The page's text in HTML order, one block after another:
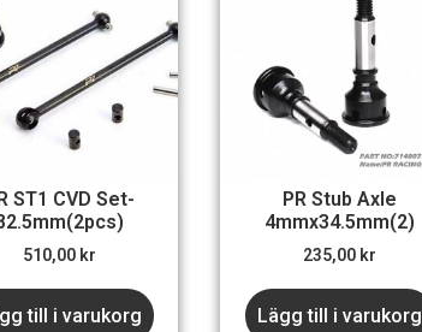
ST1 CVD Set-
510,00 kr
till i varukorg
PR Stub Axle
4mmx34.5mm(2)
235,00 kr
Lägg till i varukorg